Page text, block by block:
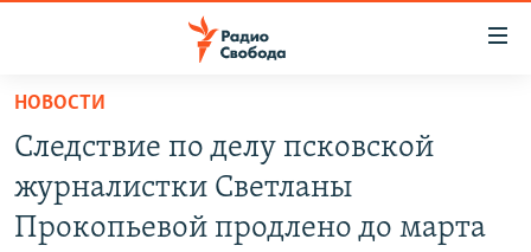
упрощенного
доступа
основному
ПОДКАСТЫ
АВТОРСКИЕ ПРОЕКТЫ
НОВОСТИ
Следствие по делу псковской
журналистки Светланы
Прокопьевой продлено до марта